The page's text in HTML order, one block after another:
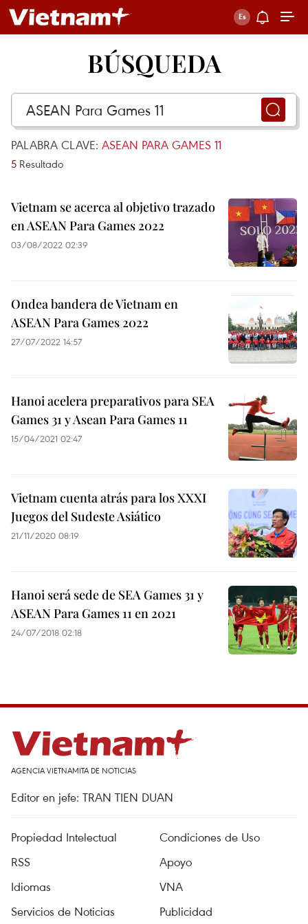
BÚSQUEDA
PALABRA CLAVE: ASEAN PARA GAMES 11
5 Resultado
Vietnam se acerca al objetivo trazado
en ASEAN Para Games 2022
03/08/2022 02:39
Ondea bandera de Vietnam en
ASEAN Para Games 2022
27/07/2022 14:57
Hanoi acelera preparativos para SEA
Games 31 y Asean Para Games 11
15/04/2021 02:47
Vietnam cuenta atrás para los XXXI
Juegos del Sudeste Asiático
21/11/2020 08:19
Hanoi será sede de SEA Games 31 y
ASEAN Para Games 11 en 2021
24/07/2018 02:18
AGENCIA VIETNAMITA DE NOTICIAS
Editor en jefe: TRAN TIEN DUAN
Propiedad Intelectual
Condiciones de Uso
RSS
Apoyo
Idiomas
VNA
Servicios de Noticias
Publicidad